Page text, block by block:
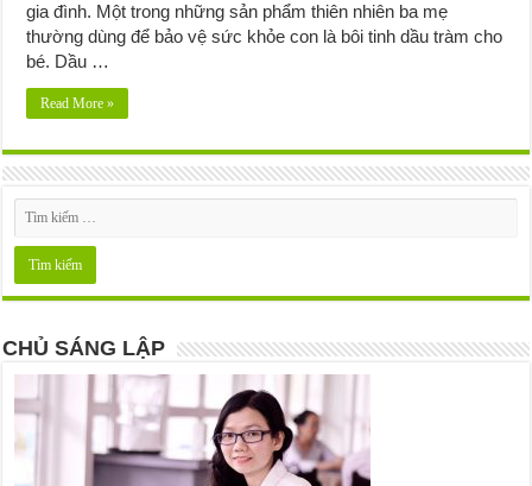
gia đình. Một trong những sản phẩm thiên nhiên ba mẹ
thường dùng để bảo vệ sức khỏe con là bôi tinh dầu tràm cho
bé. Dầu …
Read More »
CHỦ SÁNG LẬP